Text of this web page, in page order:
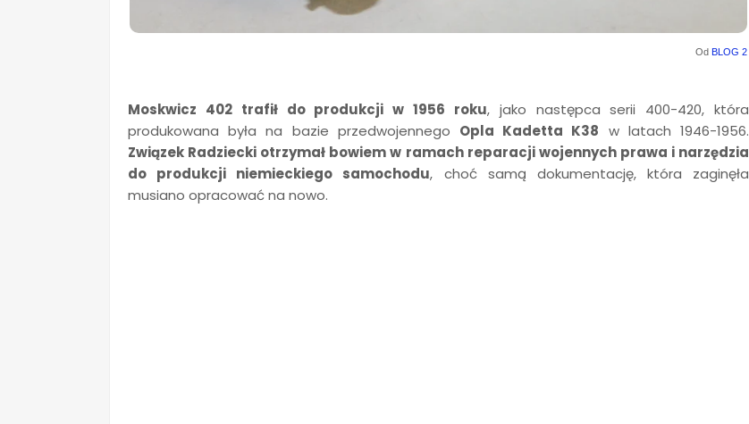
Od BLOG 2
Moskwicz 402 trafił do produkcji w 1956 roku, jako następca serii 400-420, która
produkowana była na bazie przedwojennego Opla Kadetta K38 w latach 1946-1956.
Związek Radziecki otrzymał bowiem w ramach reparacji wojennych prawa i narzędzia
do produkcji niemieckiego samochodu, choć samą dokumentację, która zaginęła
musiano opracować na nowo.